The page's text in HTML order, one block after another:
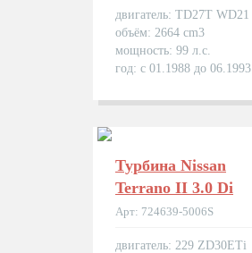
двигатель: TD27T WD21
объём: 2664 cm3
мощность: 99 л.с.
год: с 01.1988 до 06.1993
Турбина Nissan
Terrano II 3.0 Di
Арт: 724639-5006S
двигатель: 229 ZD30ETi